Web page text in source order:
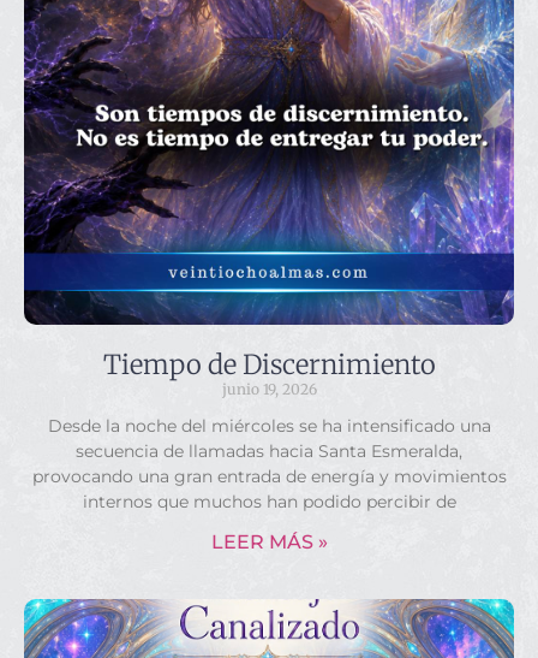
Tiempo de Discernimiento
junio 19, 2026
Desde la noche del miércoles se ha intensificado una
secuencia de llamadas hacia Santa Esmeralda,
provocando una gran entrada de energía y movimientos
internos que muchos han podido percibir de
LEER MÁS »